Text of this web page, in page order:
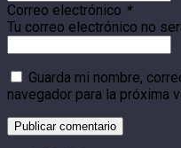
Correo electrónico *
Tu correo electrónico no
Guarda mi nombre,
navegador para la próxima